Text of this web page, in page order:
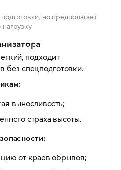
но предполагает
подходит
без спецподготовки.
выносливость;
страха высоты.
от краев обрывов;